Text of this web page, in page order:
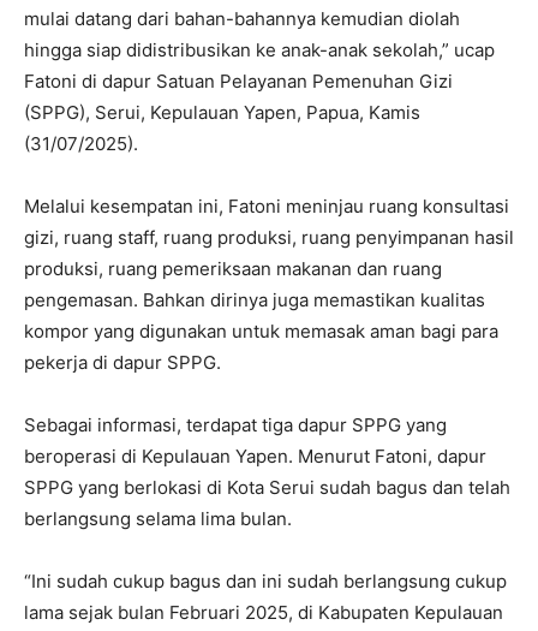
mulai datang dari bahan-bahannya kemudian diolah
hingga siap didistribusikan ke anak-anak sekolah,” ucap
Fatoni di dapur Satuan Pelayanan Pemenuhan Gizi
(SPPG), Serui, Kepulauan Yapen, Papua, Kamis
(31/07/2025).
‎Melalui kesempatan ini, Fatoni meninjau ruang konsultasi
gizi, ruang staff, ruang produksi, ruang penyimpanan hasil
produksi, ruang pemeriksaan makanan dan ruang
pengemasan. Bahkan dirinya juga memastikan kualitas
kompor yang digunakan untuk memasak aman bagi para
pekerja di dapur SPPG.
‎Sebagai informasi, terdapat tiga dapur SPPG yang
beroperasi di Kepulauan Yapen. Menurut Fatoni, dapur
SPPG yang berlokasi di Kota Serui sudah bagus dan telah
berlangsung selama lima bulan.
‎“Ini sudah cukup bagus dan ini sudah berlangsung cukup
lama sejak bulan Februari 2025, di Kabupaten Kepulauan